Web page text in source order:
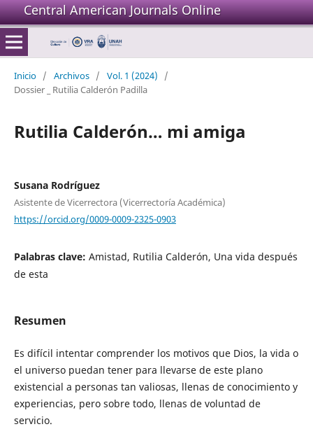
Central American Journals Online
Inicio / Archivos / Vol. 1 (2024)
/
Dossier _ Rutilia Calderón Padilla
Rutilia Calderón… mi amiga
Susana Rodríguez
Asistente de Vicerrectora (Vicerrectoría Académica)
https://orcid.org/0009-0009-2325-0903
Palabras clave: Amistad, Rutilia Calderón, Una vida después
de esta
Resumen
Es difícil intentar comprender los motivos que Dios, la vida o
el universo puedan tener para llevarse de este plano
existencial a personas tan valiosas, llenas de conocimiento y
experiencias, pero sobre todo, llenas de voluntad de
servicio.